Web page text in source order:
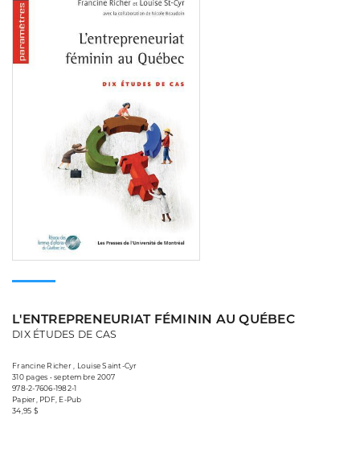
L'ENTREPRENEURIAT FÉMININ AU QUÉBEC
DIX ÉTUDES DE CAS
Francine Richer , Louise Saint-Cyr
310 pages • septembre 2007
978-2-7606-1982-1
Papier, PDF, E-Pub
34,95 $